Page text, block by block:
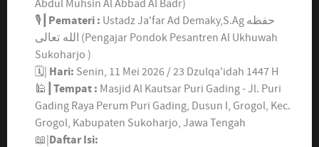
Abdul Muhsin Al Abbad Al Badr)
🎙┃ Pemateri : Ustadz Ja'far Ad Demaky,S.Ag حفظه
الله تعالى (Pengajar Pondok Pesantren Al Ukhuwah
Sukoharjo )
🗓| Hari: Senin, 11 Mei 2026 / 23 Dzulqa'idah 1447 H
🕌┃ Tempat : Masjid Al Kautsar Puri Gading - Jl. Puri
Gading Raya Perum Puri Gading, Dusun I, Grogol, Kec.
Grogol, Kabupaten Sukoharjo, Jawa Tengah
📖| Daftar Isi: